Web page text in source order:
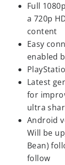
Full
a 720p
content
Easy
enabled
Latest
for
ultra
Android
Will be
Bean)
follow